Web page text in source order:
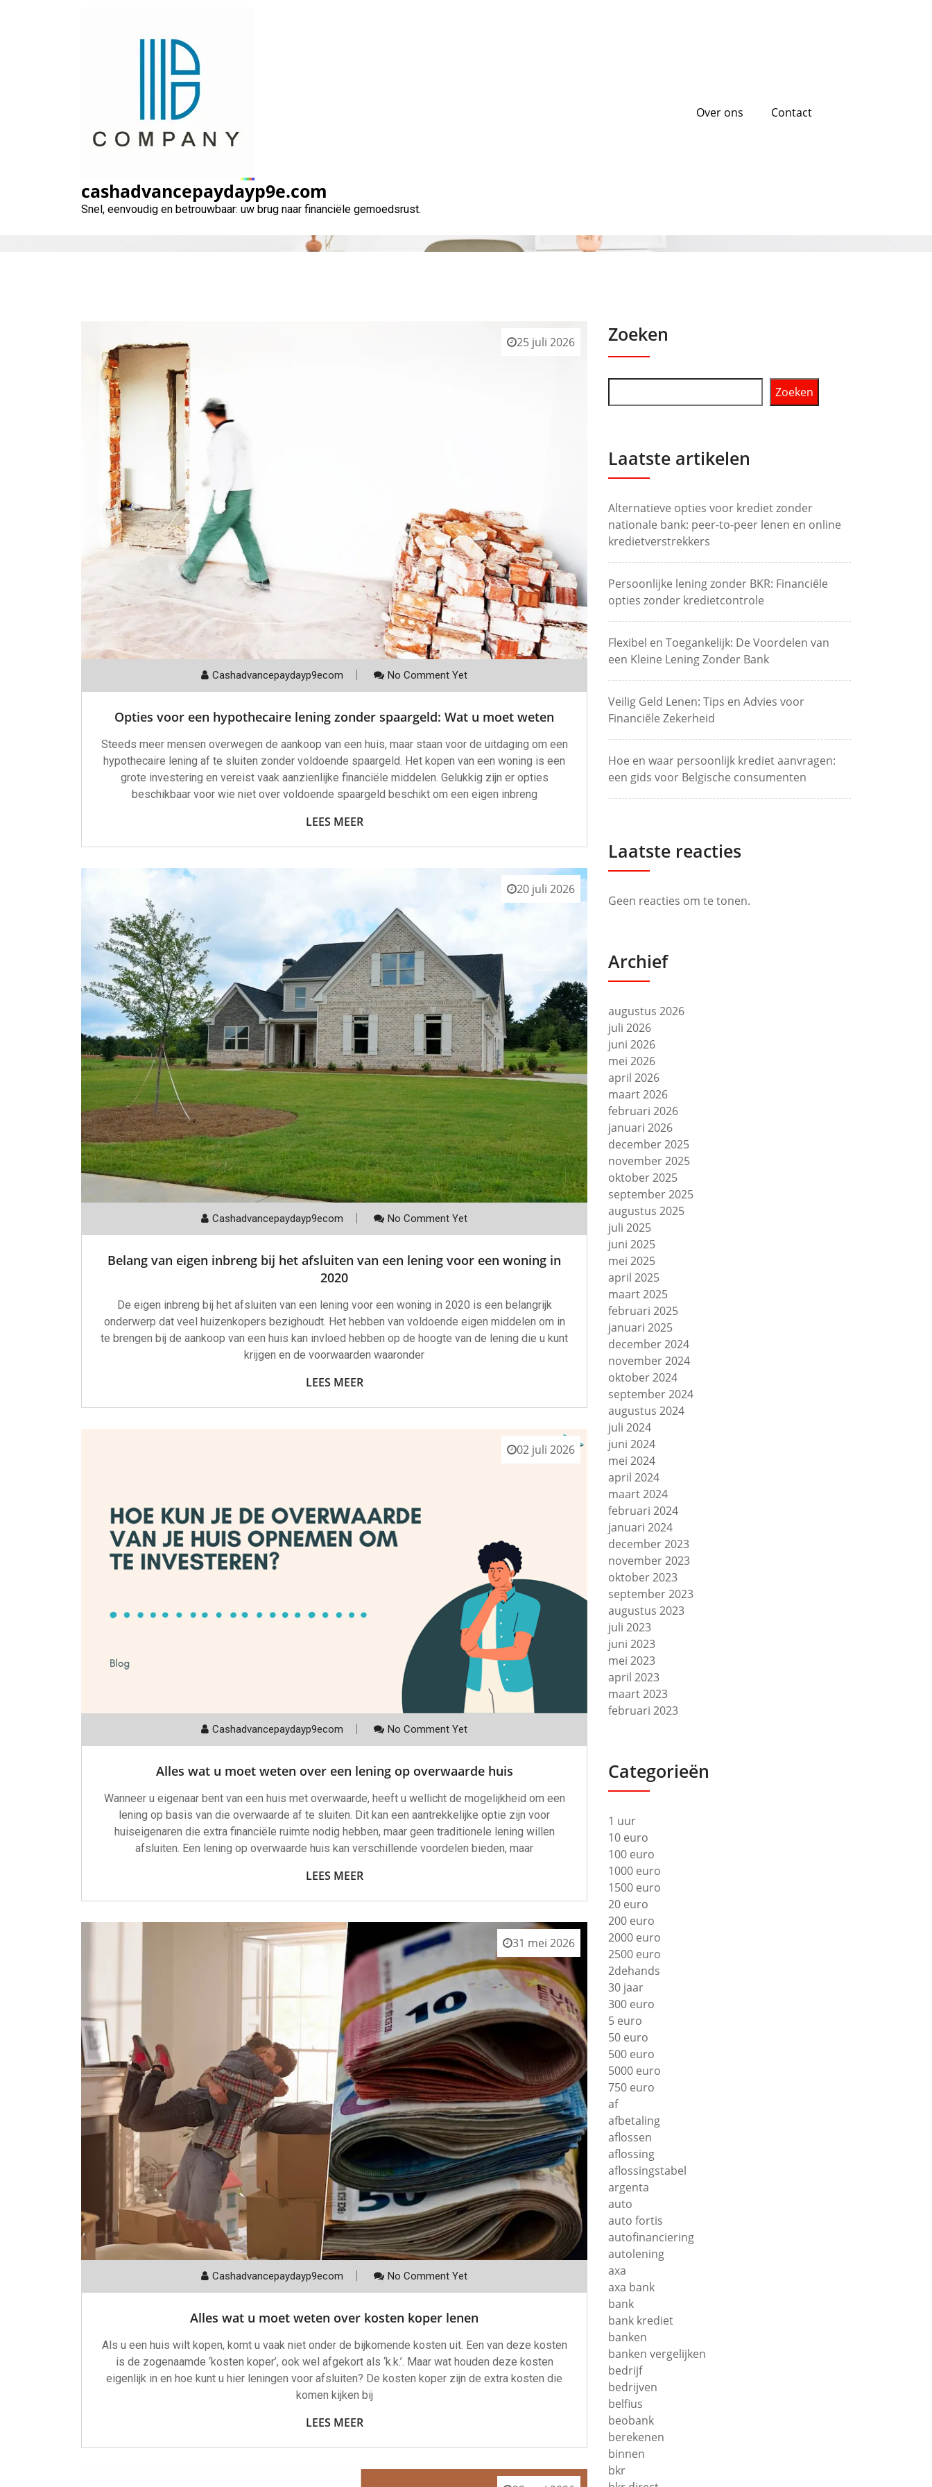
cashadvancepaydayp9e.com
Snel, eenvoudig en betrouwbaar: uw brug naar financiële gemoedsrust.
Over ons Contact
25 juli 2026
Cashadvancepaydayp9ecom No Comment Yet
Opties voor een hypothecaire lening zonder spaargeld: Wat u moet weten
Steeds meer mensen overwegen de aankoop van een huis, maar staan voor de uitdaging om een
hypothecaire lening af te sluiten zonder voldoende spaargeld. Het kopen van een woning is een
grote investering en vereist vaak aanzienlijke financiële middelen. Gelukkig zijn er opties
beschikbaar voor wie niet over voldoende spaargeld beschikt om een eigen inbreng
LEES MEER
20 juli 2026
Cashadvancepaydayp9ecom No Comment Yet
Belang van eigen inbreng bij het afsluiten van een lening voor een woning in
2020
De eigen inbreng bij het afsluiten van een lening voor een woning in 2020 is een belangrijk
onderwerp dat veel huizenkopers bezighoudt. Het hebben van voldoende eigen middelen om in
te brengen bij de aankoop van een huis kan invloed hebben op de hoogte van de lening die u kunt
krijgen en de voorwaarden waaronder
LEES MEER
02 juli 2026
Cashadvancepaydayp9ecom No Comment Yet
Alles wat u moet weten over een lening op overwaarde huis
Wanneer u eigenaar bent van een huis met overwaarde, heeft u wellicht de mogelijkheid om een
lening op basis van die overwaarde af te sluiten. Dit kan een aantrekkelijke optie zijn voor
huiseigenaren die extra financiële ruimte nodig hebben, maar geen traditionele lening willen
afsluiten. Een lening op overwaarde huis kan verschillende voordelen bieden, maar
LEES MEER
31 mei 2026
Cashadvancepaydayp9ecom No Comment Yet
Alles wat u moet weten over kosten koper lenen
Als u een huis wilt kopen, komt u vaak niet onder de bijkomende kosten uit. Een van deze kosten
is de zogenaamde ‘kosten koper’, ook wel afgekort als ‘k.k.’. Maar wat houden deze kosten
eigenlijk in en hoe kunt u hier leningen voor afsluiten? De kosten koper zijn de extra kosten die
komen kijken bij
LEES MEER
Zoeken
Zoeken
Laatste artikelen
Alternatieve opties voor krediet zonder
nationale bank: peer-to-peer lenen en online
kredietverstrekkers
Persoonlijke lening zonder BKR: Financiële
opties zonder kredietcontrole
Flexibel en Toegankelijk: De Voordelen van
een Kleine Lening Zonder Bank
Veilig Geld Lenen: Tips en Advies voor
Financiële Zekerheid
Hoe en waar persoonlijk krediet aanvragen:
een gids voor Belgische consumenten
Laatste reacties
Geen reacties om te tonen.
Archief
augustus 2026
juli 2026
juni 2026
mei 2026
april 2026
maart 2026
februari 2026
januari 2026
december 2025
november 2025
oktober 2025
september 2025
augustus 2025
juli 2025
juni 2025
mei 2025
april 2025
maart 2025
februari 2025
januari 2025
december 2024
november 2024
oktober 2024
september 2024
augustus 2024
juli 2024
juni 2024
mei 2024
april 2024
maart 2024
februari 2024
januari 2024
december 2023
november 2023
oktober 2023
september 2023
augustus 2023
juli 2023
juni 2023
mei 2023
april 2023
maart 2023
februari 2023
Categorieën
1 uur
10 euro
100 euro
1000 euro
1500 euro
20 euro
200 euro
2000 euro
2500 euro
2dehands
30 jaar
300 euro
5 euro
50 euro
500 euro
5000 euro
750 euro
af
afbetaling
aflossen
aflossing
aflossingstabel
argenta
auto
auto fortis
autofinanciering
autolening
axa
axa bank
bank
bank krediet
banken
banken vergelijken
bedrijf
bedrijven
belfius
beobank
berekenen
binnen
bkr